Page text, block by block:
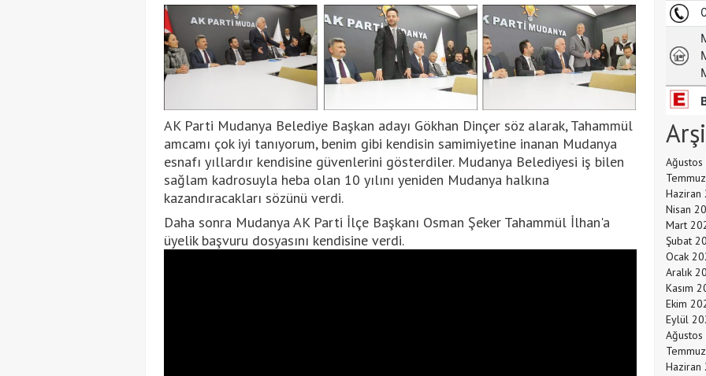
AK Parti Mudanya Belediye Başkan adayı Gökhan Dinçer söz alarak, Tahammül
amcamı çok iyi tanıyorum, benim gibi kendisin samimiyetine inanan Mudanya
esnafı yıllardır kendisine güvenlerini gösterdiler. Mudanya Belediyesi iş bilen
sağlam kadrosuyla heba olan 10 yılını yeniden Mudanya halkına
kazandıracakları sözünü verdi.
Daha sonra Mudanya AK Parti İlçe Başkanı Osman Şeker Tahammül İlhan'a
üyelik başvuru dosyasını kendisine verdi.
Haziran
Nisan
Mart
Şubat
Ocak
Aralık
Kasım
Ekim
Eylül
Haziran